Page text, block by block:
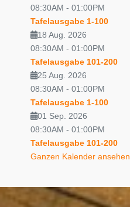
08:30AM - 01:00PM
Tafelausgabe 1-100
18 Aug. 2026
08:30AM - 01:00PM
Tafelausgabe 101-200
25 Aug. 2026
08:30AM - 01:00PM
Tafelausgabe 1-100
01 Sep. 2026
08:30AM - 01:00PM
Tafelausgabe 101-200
Ganzen Kalender ansehen